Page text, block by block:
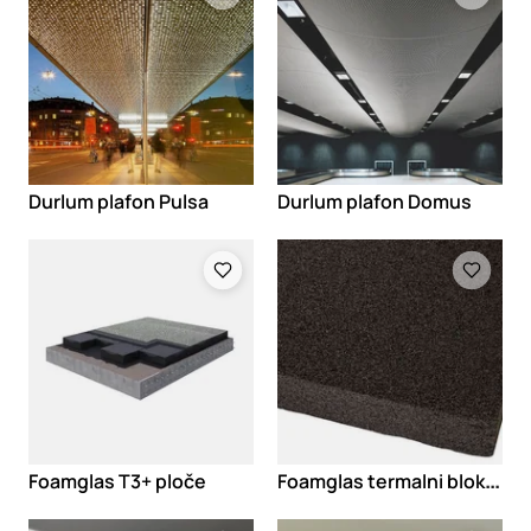
Durlum plafon Pulsa
Durlum plafon Domus
Foamglas T3+ ploče
Loading
F
oamglas termalni blokovi Perinsul HL